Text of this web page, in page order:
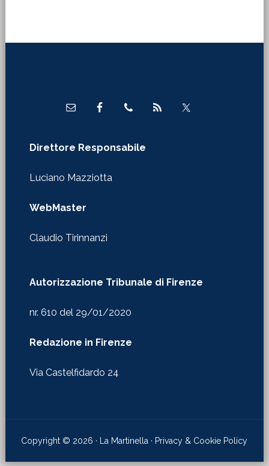
Direttore Responsabile
Luciano Mazziotta
WebMaster
Claudio Tirinnanzi
Autorizzazione Tribunale di Firenze
nr. 610 del 29/01/2020
Redazione in Firenze
Via Castelfidardo 24
Copyright © 2026 · La Martinella · Privacy & Cookie Policy